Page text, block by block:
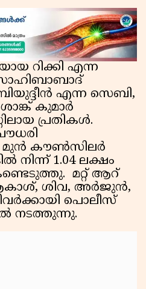
റിക്കി എന്ന
എന്ന സെബി,
കുമാർ
പ്രതികൾ.
മുൻ കൗൺസിലർ
നിന്ന് 1.04 ലക്ഷം
മറ്റ് ആറ്
ശിവ, അർജുൻ,
പൊലീസ്
നടത്തുന്നു.